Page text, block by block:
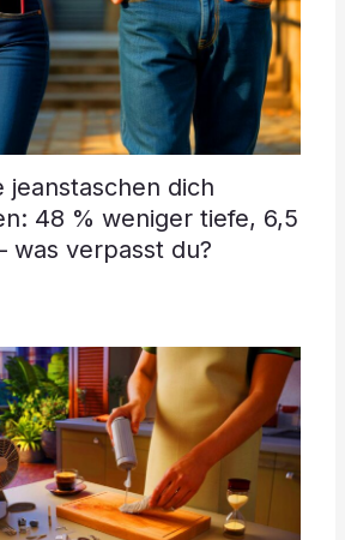
jeanstaschen dich
48 % weniger tiefe, 6,5
was verpasst du?